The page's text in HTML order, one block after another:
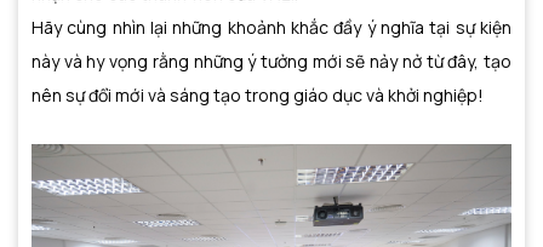
Hãy cùng nhìn lại những khoảnh khắc đầy ý nghĩa tại sự kiện
này và hy vọng rằng những ý tưởng mới sẽ nảy nở từ đây, tạo
nên sự đổi mới và sáng tạo trong giáo dục và khởi nghiệp!